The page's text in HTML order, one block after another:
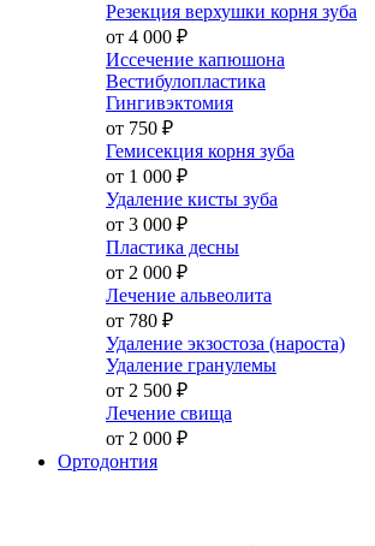
Резекция верхушки корня зуба
от 4 000 ₽
Иссечение капюшона
Вестибулопластика
Гингивэктомия
от 750 ₽
Гемисекция корня зуба
от 1 000 ₽
Удаление кисты зуба
от 3 000 ₽
Пластика десны
от 2 000 ₽
Лечение альвеолита
от 780 ₽
Удаление экзостоза (нароста)
Удаление гранулемы
от 2 500 ₽
Лечение свища
от 2 000 ₽
Ортодонтия